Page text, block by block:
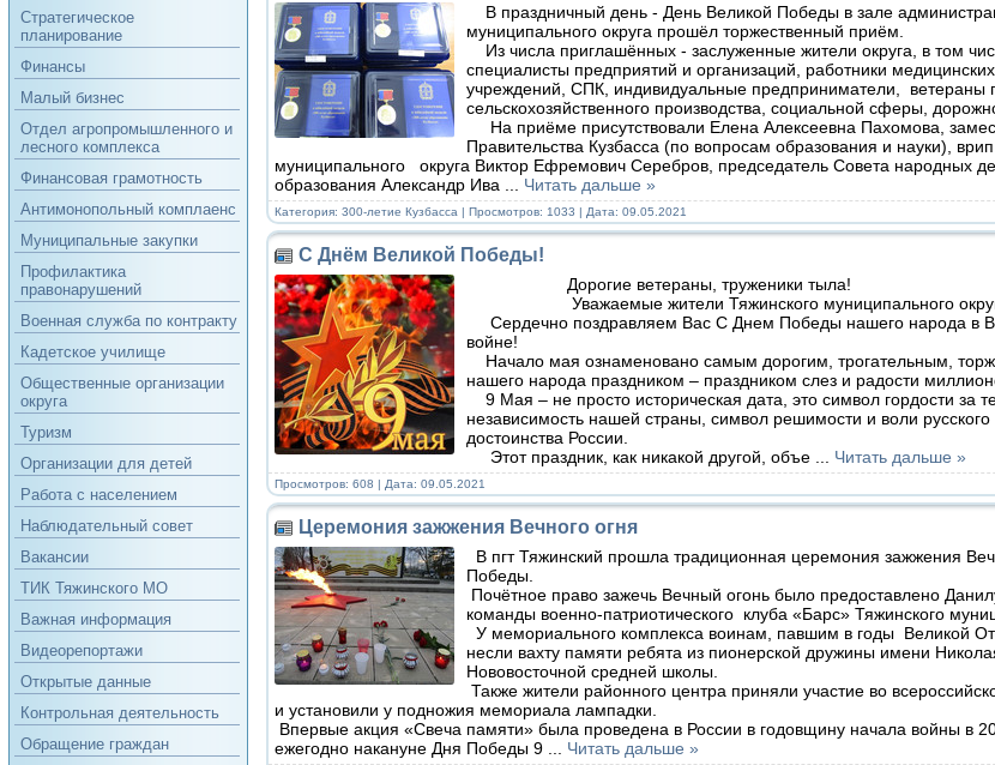
Стратегическое
планирование
Финансы
Малый бизнес
Отдел агропромышленного и
лесного комплекса
Финансовая грамотность
Антимонопольный комплаенс
Муниципальные закупки
Профилактика
правонарушений
Военная служба по контракту
Кадетское училище
Общественные организации
округа
Туризм
Организации для детей
Работа с населением
Наблюдательный совет
Вакансии
ТИК Тяжинского МО
Важная информация
Видеорепортажи
Открытые данные
Контрольная деятельность
Обращение граждан
В праздничный день - День Великой Победы в зале
муниципального округа прошёл торжественный приём.
Из числа приглашённых - заслуженные жители округа, в том
специалисты предприятий и организаций, работники
учреждений, СПК, индивидуальные предприниматели, ветераны
сельскохозяйственного производства, социальной сферы,
На приёме присутствовали Елена Алексеевна Пахомова,
Правительства Кузбасса (по вопросам образования и науки),
муниципального округа Виктор Ефремович Серебров, председатель Совета народных
образования Александр Ива
Читать дальше »
Категория: 300-летие Кузбасса | Просмотров: 1033 | Дата: 09.05.2021
С Днём Великой Победы!
Дорогие ветераны, труженики тыла!
Уважаемые жители Тяжинского муниципального
Сердечно поздравляем Вас С Днем Победы нашего народа в
войне!
Начало мая ознаменовано самым дорогим, трогательным,
нашего народа праздником – праздником слез и радости
9 Мая – не просто историческая дата, это символ гордости за
независимость нашей страны, символ решимости и воли
достоинства России.
Этот праздник, как никакой другой, объе
Читать дальше »
Просмотров: 608 | Дата: 09.05.2021
Церемония зажжения Вечного огня
В пгт Тяжинский прошла традиционная церемония зажжения
Победы.
Почётное право зажечь Вечный огонь было предоставлено
команды военно-патриотического клуба «Барс» Тяжинского
У мемориального комплекса воинам, павшим в годы Великой
несли вахту памяти ребята из пионерской дружины имени
Нововосточной средней школы.
Также жители районного центра приняли участие во
и установили у подножия мемориала лампадки.
Впервые акция «Свеча памяти» была проведена в России в годовщину начала войны в
ежегодно накануне Дня Победы 9
Читать дальше »